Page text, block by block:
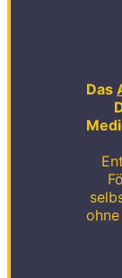
Das